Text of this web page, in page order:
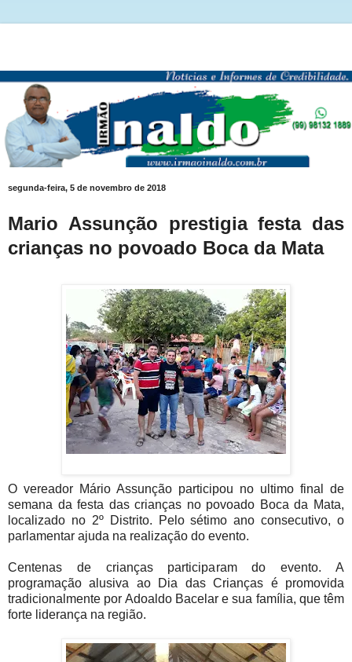
segunda-feira, 5 de novembro de 2018
Mario Assunção prestigia festa das
crianças no povoado Boca da Mata
O vereador Mário Assunção participou no ultimo final de
semana da festa das crianças no povoado Boca da Mata,
localizado no 2º Distrito. Pelo sétimo ano consecutivo, o
parlamentar ajuda na realização do evento.
Centenas de crianças participaram do evento. A
programação alusiva ao Dia das Crianças é promovida
tradicionalmente por Adoaldo Bacelar e sua família, que têm
forte liderança na região.